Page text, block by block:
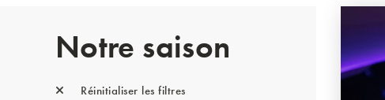
Notre saison
Réinitialiser les filtres